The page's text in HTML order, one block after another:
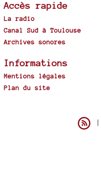
Accès rapide
La radio
Canal Sud à Toulouse
Archives sonores
Informations
Mentions légales
Plan du site
|